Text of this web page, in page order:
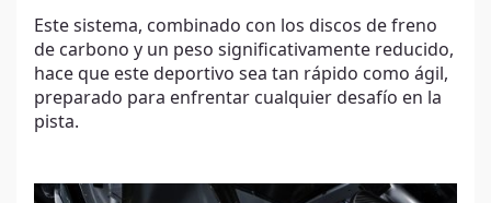
Este sistema, combinado con los discos de freno
de carbono y un peso significativamente reducido,
hace que este deportivo sea tan rápido como ágil,
preparado para enfrentar cualquier desafío en la
pista.